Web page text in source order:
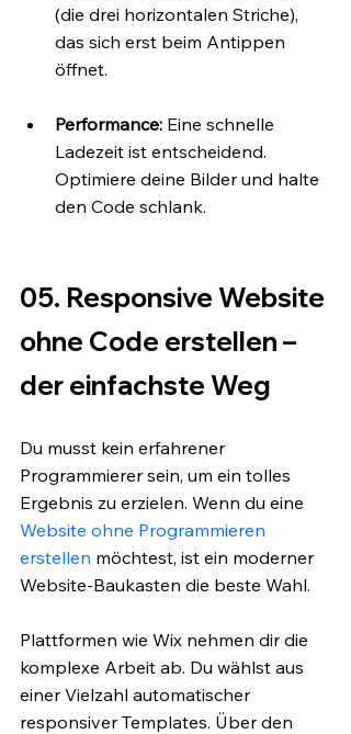
(die drei horizontalen Striche),
das sich erst beim Antippen
öffnet.
Performance: Eine schnelle
Ladezeit ist entscheidend.
Optimiere deine Bilder und halte
den Code schlank.
05. Responsive Website
ohne Code erstellen –
der einfachste Weg
Du musst kein erfahrener
Programmierer sein, um ein tolles
Ergebnis zu erzielen. Wenn du eine
Website ohne Programmieren
erstellen möchtest, ist ein moderner
Website-Baukasten die beste Wahl.
Plattformen wie Wix nehmen dir die
komplexe Arbeit ab. Du wählst aus
einer Vielzahl automatischer
responsiver Templates. Über den